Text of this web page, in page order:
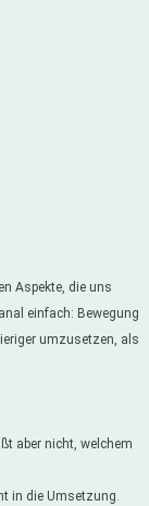
Aspekte, die uns
einfach: Bewegung
umzusetzen, als
aber nicht, welchem
in die Umsetzung.